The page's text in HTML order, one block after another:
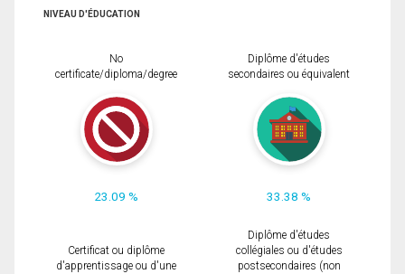
NIVEAU D'ÉDUCATION
No
certificate/diploma/degree
23.09 %
Diplôme d'études
secondaires ou équivalent
33.38 %
Certificat ou diplôme
d'apprentissage ou d'une
Diplôme d'études
collégiales ou d'études
postsecondaires (non